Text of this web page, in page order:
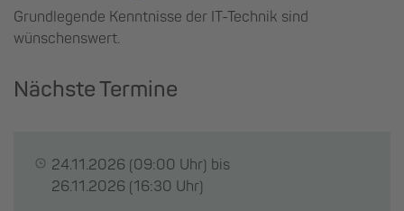
Grundlegende Kenntnisse der IT-Technik sind
wünschenswert.
Nächste Termine
24.11.2026 (09:00 Uhr) bis
26.11.2026 (16:30 Uhr)